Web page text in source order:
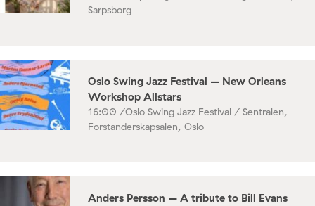
Sarpsborg
Oslo Swing Jazz Festival – New Orleans
Workshop Allstars
16:00 /Oslo Swing Jazz Festival / Sentralen,
Forstanderskapsalen, Oslo
Anders Persson – A tribute to Bill Evans